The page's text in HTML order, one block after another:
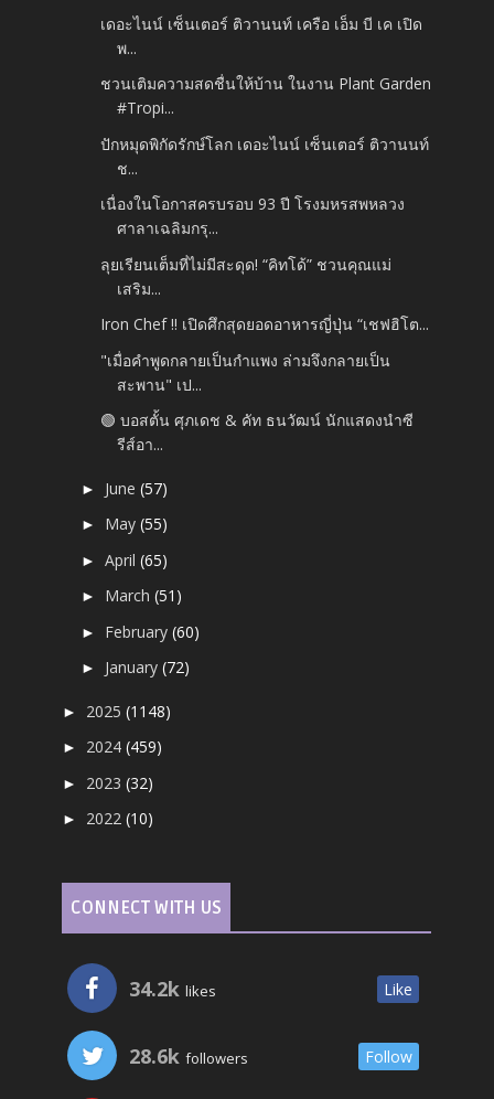
เดอะไนน์ เซ็นเตอร์ ติวานนท์ เครือ เอ็ม บี เค เปิด
พ...
ชวนเติมความสดชื่นให้บ้าน ในงาน Plant Garden
#Tropi...
ปักหมุดพิกัดรักษ์โลก เดอะไนน์ เซ็นเตอร์ ติวานนท์
ช...
เนื่องในโอกาสครบรอบ 93 ปี โรงมหรสพหลวง
ศาลาเฉลิมกรุ...
ลุยเรียนเต็มที่ไม่มีสะดุด! “คิทโด้” ชวนคุณแม่
เสริม...
Iron Chef !! เปิดศึกสุดยอดอาหารญี่ปุ่น “เชฟฮิโต...
"เมื่อคำพูดกลายเป็นกำแพง ล่ามจึงกลายเป็น
สะพาน" เป...
🟢 บอสตั้น ศุภเดช & คัท ธนวัฒน์ นักแสดงนำซี
รีส์อา...
► June(57)
► May(55)
►April(65)
► March(51)
► February(60)
► January(72)
► 2025(1148)
► 2024(459)
► 2023(32)
► 2022(10)
CONNECT WITH US
34.2k likes Like
28.6k followers Follow